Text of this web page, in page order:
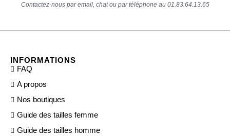
Contactez-nous par email, chat ou par téléphone au 01.83.64.13.65
INFORMATIONS
FAQ
A propos
Nos boutiques
Guide des tailles femme
Guide des tailles homme